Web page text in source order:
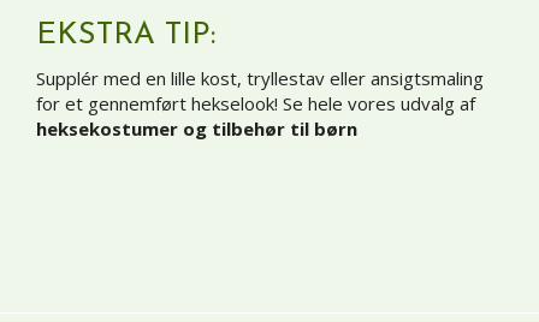
EKSTRA TIP:
Supplér med en lille kost, tryllestav eller ansigtsmaling
for et gennemført hekselook! Se hele vores udvalg af
heksekostumer og tilbehør til børn